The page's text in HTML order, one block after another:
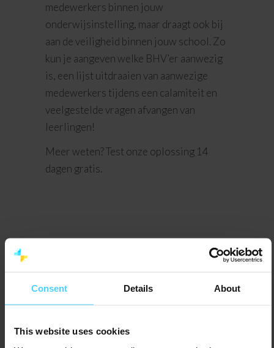
Consent Details About
This website uses cookies
medewerkers binnen jouw
onderwijsinstelling, maar draagt ook bij
aan de veiligheid binnen jouw school. Zo
kun je aangeven welke BHV’er aanwezig
is, een lijst uitdraaien van aanwezige
medewerkers tijdens een calamiteit en
veelgestelde vragen afvangen van
leerlingen!
Meer weten? Test onze oplossing 14
dagen gratis.